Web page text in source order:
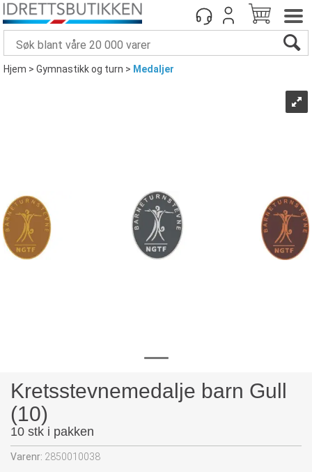
Hjem>Gymnastikk og turn> Medaljer
Kretsstevnemedalje barn Gull
(10)
10 stk i pakken
Varenr: 2850010038